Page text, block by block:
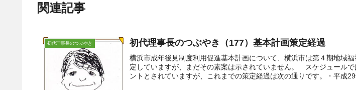
関連記事
初代理事長のつぶやき 初代理事長のつぶやき（177）基本計画策定経過
横浜市成年後見制度利用促進基本計画について、横浜市は第４期地域
定していますが、まだその素案は示されていません。 スケジュールで
ントとされていますが、これまでの策定経過は次の通りです。・平成29